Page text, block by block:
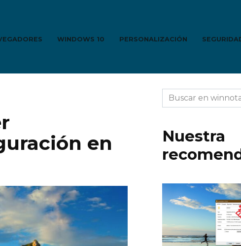
WINDOWS 10 PERSONALIZACIÓN
en
Buscar
Nuestra